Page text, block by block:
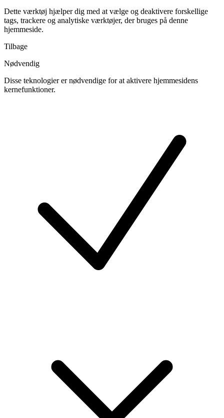
Dette værktøj hjælper dig med at vælge og deaktivere forskellige
tags, trackere og analytiske værktøjer, der bruges på denne
hjemmeside.
Tilbage
Nødvendig
Disse teknologier er nødvendige for at aktivere hjemmesidens
kernefunktioner.